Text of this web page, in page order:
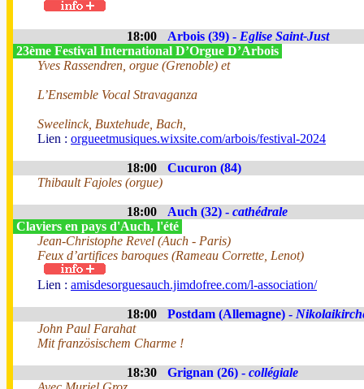
18:00 Arbois (39) - Eglise Saint-Just
23ème Festival International D’Orgue D’Arbois
Yves Rassendren, orgue (Grenoble) et
L’Ensemble Vocal Stravaganza
Sweelinck, Buxtehude, Bach,
Lien : orgueetmusiques.wixsite.com/arbois/festival-2024
18:00
Cucuron (84)
Thibault Fajoles (orgue)
18:00 Auch (32) - cathédrale
Claviers en pays d'Auch, l'été
Jean-Christophe Revel (Auch - Paris)
Feux d’artifices baroques (Rameau Corrette, Lenot)
Lien : amisdesorguesauch.jimdofree.com/l-association/
18:00 Postdam (Allemagne) -
John Paul Farahat
Mit französischem Charme !
18:30 Grignan (26) - collégiale